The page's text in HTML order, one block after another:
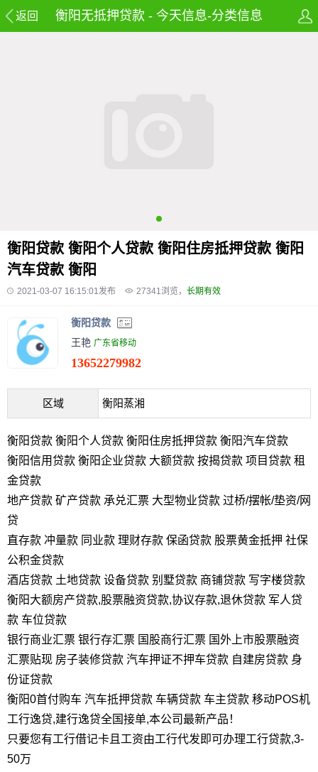
返回 衡阳无抵押贷款 - 今天信息-分类信息
衡阳贷款 衡阳个人贷款 衡阳住房抵押贷款 衡阳
汽车贷款 衡阳
2021-03-07 16:15:01发布 27341浏览， 长期有效
衡阳贷款
王艳 广东省移动
13652279982
区域 衡阳蒸湘
衡阳贷款 衡阳个人贷款 衡阳住房抵押贷款 衡阳汽车贷款
衡阳信用贷款 衡阳企业贷款 大额贷款 按揭贷款 项目贷款 租
金贷款
地产贷款 矿产贷款 承兑汇票 大型物业贷款 过桥/摆帐/垫资/网
贷
直存款 冲量款 同业款 理财存款 保函贷款 股票黄金抵押 社保
公积金贷款
酒店贷款 土地贷款 设备贷款 别墅贷款 商铺贷款 写字楼贷款
衡阳大额房产贷款,股票融资贷款,协议存款,退休贷款 军人贷
款 车位贷款
银行商业汇票 银行存汇票 国股商行汇票 国外上市股票融资
汇票贴现 房子装修贷款 汽车押证不押车贷款 自建房贷款 身
份证贷款
衡阳0首付购车 汽车抵押贷款 车辆贷款 车主贷款 移动POS机
工行逸贷,建行逸贷全国接单,本公司最新产品！
只要您有工行借记卡且工资由工行代发即可办理工行贷款,3-
50万